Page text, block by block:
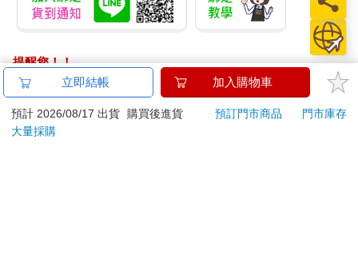
提醒您！！
金石堂及銀行均不會請您操作ATM! 如接獲電話要求您前往
ATM提款機，請不要聽從指示，以免受騙上當！
退換貨須知：
立即結帳 加入購物車
預計 2026/08/17 出貨 購買後進貨 預訂門市商品
門市庫存
大量採購